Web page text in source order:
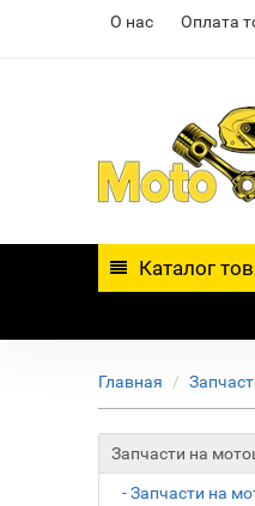
О нас Оплата
Каталог
Главная
Запчасти на
- Запчасти на